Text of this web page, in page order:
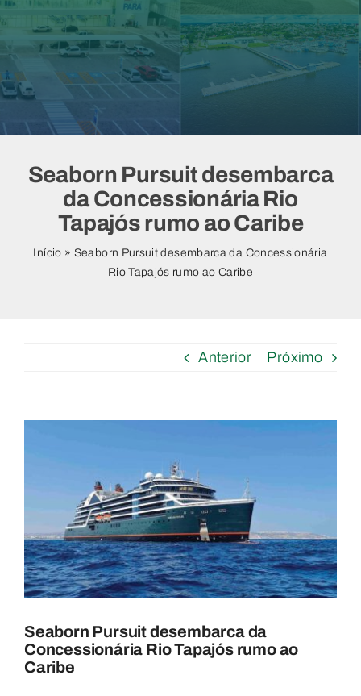
Seaborn Pursuit desembarca
da Concessionária Rio
Tapajós rumo ao Caribe
Início » Seaborn Pursuit desembarca da Concessionária
Rio Tapajós rumo ao Caribe
Anterior Próximo
Seaborn Pursuit desembarca da
Concessionária Rio Tapajós rumo ao
Caribe